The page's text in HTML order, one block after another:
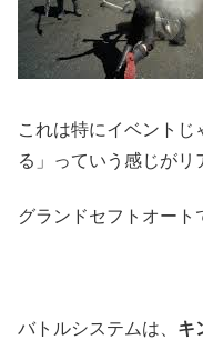
これは特にイベント
る」っていう感じがリ
グランドセフトオート
バトルシステムは、 キ